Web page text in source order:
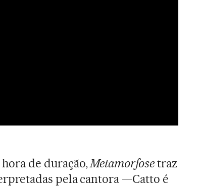
de duração,Metamorfosetraz
pela cantora —Catto é